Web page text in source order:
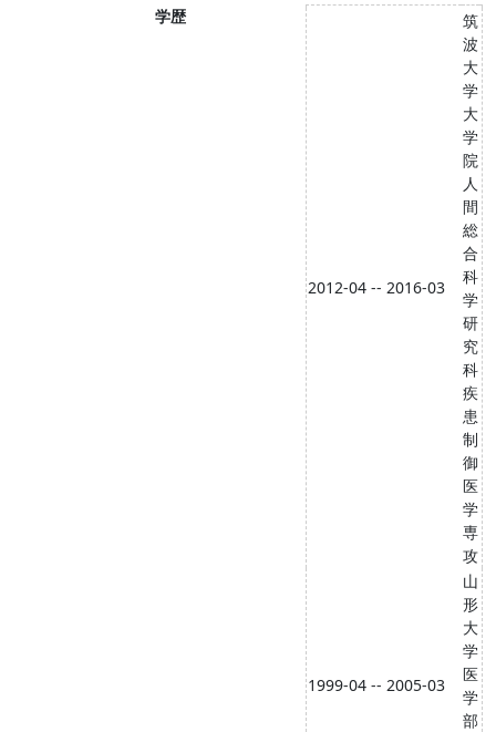
学歴
2012-04 -- 2016-03
筑
波
大
学
大
学
院
人
間
総
合
科
学
研
究
科
疾
患
制
御
医
学
専
攻
1999-04 -- 2005-03
山
形
大
学
医
学
部